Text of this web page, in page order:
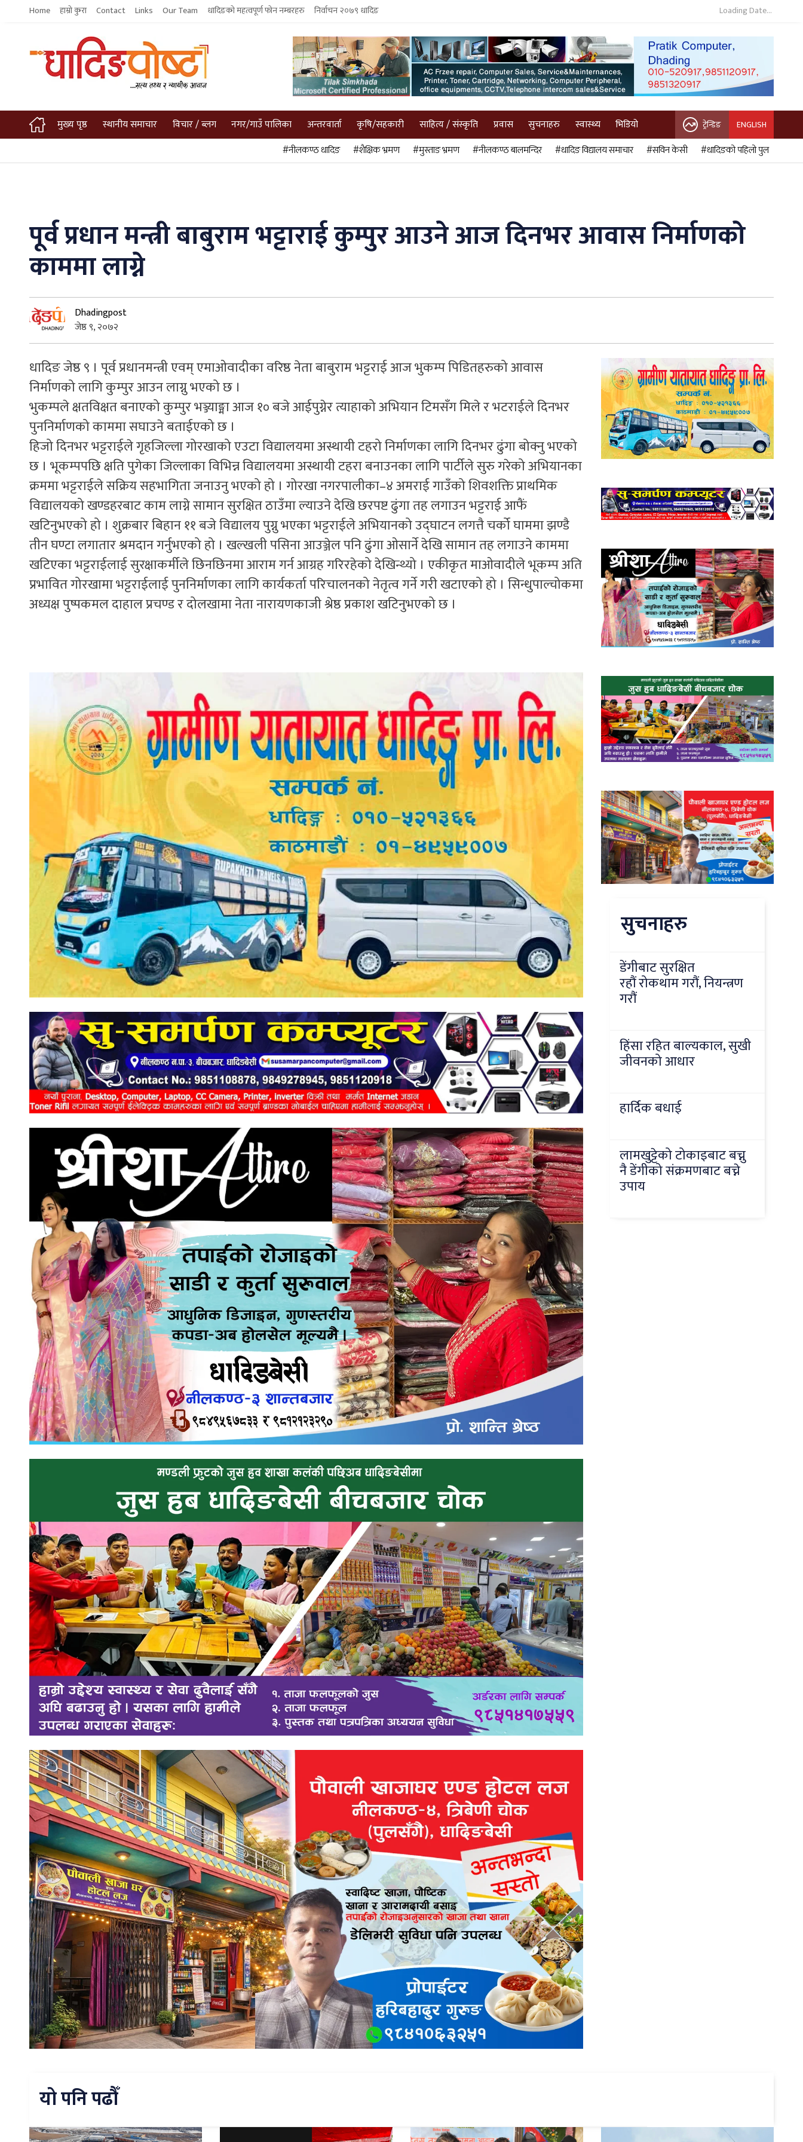
Home हाम्रो कुरा Contact Links Our Team धादिङको महत्वपूर्ण फोन नम्बरहरु निर्वाचन २०७९ धादिङ Loading Date...
मुख्य पृष्ठ स्थानीय समाचार विचार / ब्लग नगर/गाउँ पालिका अन्तरवार्ता कृषि/सहकारी साहित्य / संस्कृति प्रवास सुचनाहरु स्वास्थ्य भिडियो ट्रेन्डिङ ENGLISH
#नीलकण्ठ धादिङ #शैक्षिक भ्रमण #मुस्ताङ भ्रमण #नीलकण्ठ बालमन्दिर #धादिङ विद्यालय समाचार #सविन केसी #धादिङको पहिलो पुल
पूर्व प्रधान मन्त्री बाबुराम भट्टाराई कुम्पुर आउने आज दिनभर आवास निर्माणको
काममा लाग्ने
Dhadingpost
जेष्ठ ९, २०७२
धादिङ जेष्ठ ९ । पूर्व प्रधानमन्त्री एवम् एमाओवादीका वरिष्ठ नेता बाबुराम भट्टराई आज भुकम्प पिडितहरुको आवास
निर्माणको लागि कुम्पुर आउन लाग्नु भएको छ ।
भुकम्पले क्षतविक्षत बनाएको कुम्पुर भञ्ज्याङ्मा आज १० बजे आईपुग्नेर त्याहाको अभियान टिमसँग मिले र भटराईले दिनभर
पुननिर्माणको काममा सघाउने बताईएको छ ।
हिजो दिनभर भट्टराईले गृहजिल्ला गोरखाको एउटा विद्यालयमा अस्थायी टहरो निर्माणका लागि दिनभर ढुंगा बोक्नु भएको
छ । भूकम्पपछि क्षति पुगेका जिल्लाका विभिन्न विद्यालयमा अस्थायी टहरा बनाउनका लागि पार्टीले सुरु गरेको अभियानका
क्रममा भट्टराईले सक्रिय सहभागिता जनाउनु भएको हो । गोरखा नगरपालीका–४ अमराई गाउँको शिवशक्ति प्राथमिक
विद्यालयको खण्डहरबाट काम लाग्ने सामान सुरक्षित ठाउँमा ल्याउने देखि छरपष्ट ढुंगा तह लगाउन भट्टराई आफैं
खटिनुभएको हो । शुक्रबार बिहान ११ बजे विद्यालय पुग्नु भएका भट्टराईले अभियानको उद्घाटन लगत्तै चर्को घाममा झण्डै
तीन घण्टा लगातार श्रमदान गर्नुभएको हो । खल्खली पसिना आउञ्जेल पनि ढुंगा ओसार्ने देखि सामान तह लगाउने काममा
खटिएका भट्टराईलाई सुरक्षाकर्मीले छिनछिनमा आराम गर्न आग्रह गरिरहेको देखिन्थ्यो । एकीकृत माओवादीले भूकम्प अति
प्रभावित गोरखामा भट्टराईलाई पुननिर्माणका लागि कार्यकर्ता परिचालनको नेतृत्व गर्ने गरी खटाएको हो । सिन्धुपाल्चोकमा
अध्यक्ष पुष्पकमल दाहाल प्रचण्ड र दोलखामा नेता नारायणकाजी श्रेष्ठ प्रकाश खटिनुभएको छ ।
सुचनाहरु
डेंगीबाट सुरक्षित
रहौं रोकथाम गरौं, नियन्त्रण
गरौं
हिंसा रहित बाल्यकाल, सुखी
जीवनको आधार
हार्दिक बधाई
लामखुट्टेको टोकाइबाट बच्नु
नै डेंगीको संक्रमणबाट बच्ने
उपाय
यो पनि पढौँ